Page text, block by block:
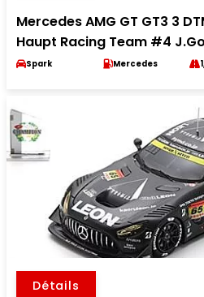
Mercedes AMG GT GT3 3
Haupt Racing Team #4
Spark Mercedes
Détails